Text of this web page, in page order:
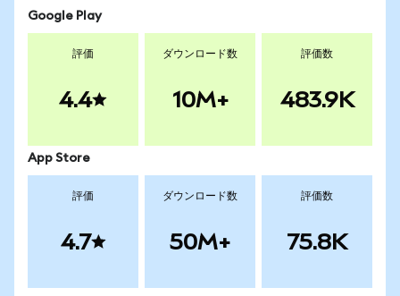
Google Play
評価
4.4
ダウンロード数
10M+
評価数
483.9K
App Store
評価
4.7
ダウンロード数
50M+
評価数
75.8K